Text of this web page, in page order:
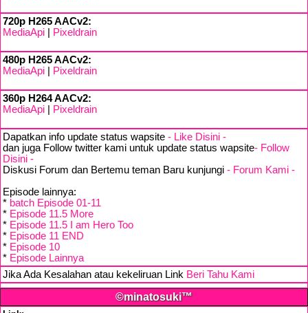
720p H265 AACv2:
MediaApi
Pixeldrain
480p H265 AACv2:
MediaApi
Pixeldrain
360p H264 AACv2:
MediaApi
Pixeldrain
Dapatkan info update status wapsite - Like Disini -
dan juga Follow twitter kami untuk update status wapsite- Follow
Disini -
Diskusi Forum dan Bertemu teman Baru kunjungi - Forum Kami -
Episode lainnya:
* batch Episode 01-11
* Episode 11.5 More
* Episode 11.5 I am Hero Too
* Episode 11 END
* Episode 10
* Episode Lainnya
Jika Ada Kesalahan atau kekeliruan Link Beri Tahu Kami
©minatosuki™